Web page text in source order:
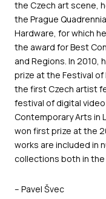
the Czech art scene,
the Prague
Hardware, for which
the award for Best
and Regions. In 2010,
prize at the Festival of
the first Czech artist
festival of digital
Contemporary Arts in
won first prize at the
works are included in
collections both in the
– Pavel Švec